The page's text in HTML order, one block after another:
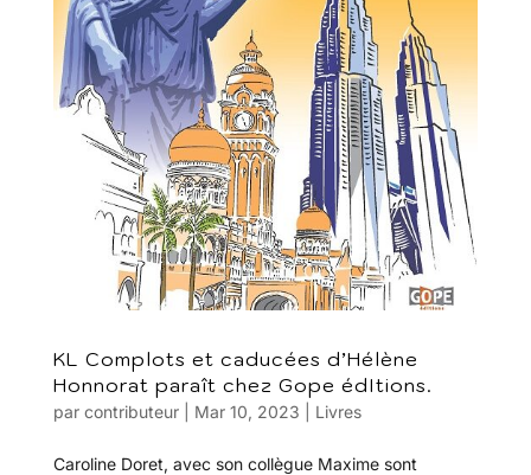
KL Complots et caducées d’Hélène
Honnorat paraît chez Gope édItions.
par contributeur| Mar 10, 2023 Livres
Caroline Doret, avec son collègue Maxime sont